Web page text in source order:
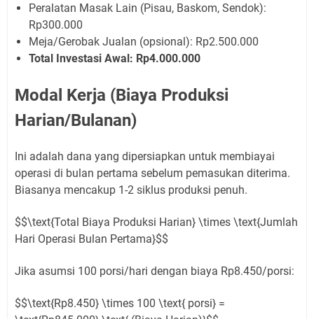
Peralatan Masak Lain (Pisau, Baskom, Sendok):
Rp300.000
Meja/Gerobak Jualan (opsional): Rp2.500.000
Total Investasi Awal: Rp4.000.000
Modal Kerja (Biaya Produksi
Harian/Bulanan)
Ini adalah dana yang dipersiapkan untuk membiayai
operasi di bulan pertama sebelum pemasukan diterima.
Biasanya mencakup 1-2 siklus produksi penuh.
$$\text{Total Biaya Produksi Harian} \times \text{Jumlah
Hari Operasi Bulan Pertama}$$
Jika asumsi 100 porsi/hari dengan biaya Rp8.450/porsi:
$$\text{Rp8.450} \times 100 \text{ porsi} =